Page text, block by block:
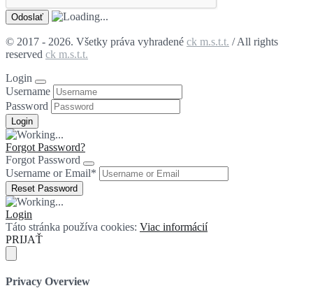
© 2017 - 2026. Všetky práva vyhradené ck m.s.t.t. / All rights
reserved ck m.s.t.t.
Login
Username
Password
Forgot Password?
Forgot Password
Username or Email*
Login
Táto stránka používa cookies: Viac informácií
PRIJAŤ
Privacy Overview